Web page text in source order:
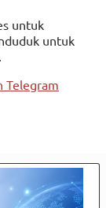
untuk
untuk
Telegram